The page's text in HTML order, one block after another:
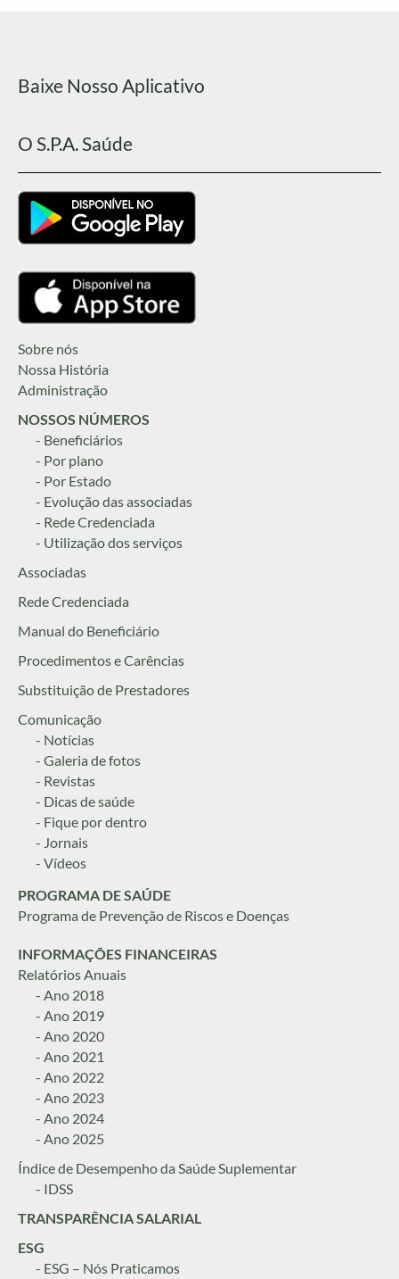
Baixe Nosso Aplicativo
O S.P.A. Saúde
Sobre nós
Nossa História
Administração
NOSSOS NÚMEROS
- Beneficiários
- Por plano
- Por Estado
- Evolução das associadas
- Rede Credenciada
- Utilização dos serviços
Associadas
Rede Credenciada
Manual do Beneficiário
Procedimentos e Carências
Substituição de Prestadores
Comunicação
- Notícias
- Galeria de fotos
- Revistas
- Dicas de saúde
- Fique por dentro
- Jornais
- Vídeos
PROGRAMA DE SAÚDE
Programa de Prevenção de Riscos e Doenças
INFORMAÇÕES FINANCEIRAS
Relatórios Anuais
- Ano 2018
- Ano 2019
- Ano 2020
- Ano 2021
- Ano 2022
- Ano 2023
- Ano 2024
- Ano 2025
Índice de Desempenho da Saúde Suplementar
- IDSS
TRANSPARÊNCIA SALARIAL
ESG
- ESG – Nós Praticamos